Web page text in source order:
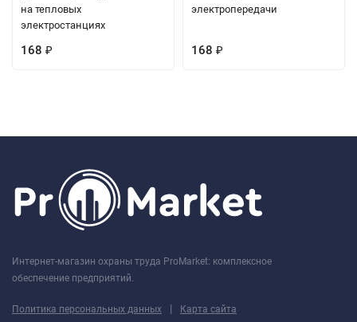
на тепловых
электростанциях
168 ₽
электропередачи
168 ₽
Интернет-магазин охраны труда ProMarket: комплексное
обеспечение предприятий.
Политика персональных данных | Карта сайта